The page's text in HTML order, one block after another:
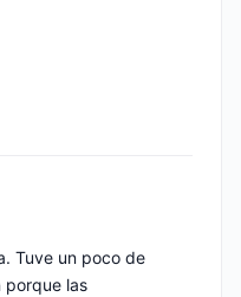
Tuve un poco de
porque las